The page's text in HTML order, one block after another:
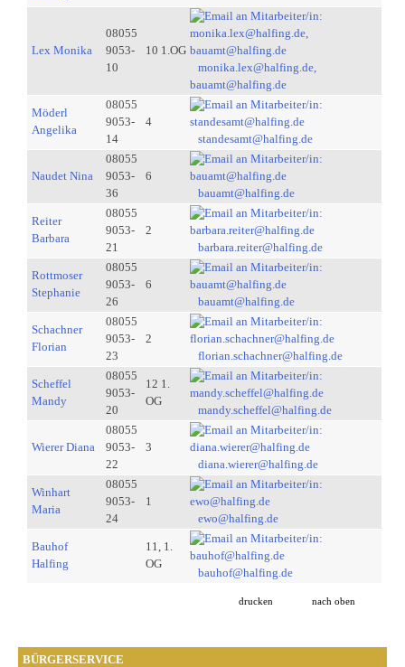
BÜRGERSERVICE
Lex Monika
08055
9053-
10
10 1.OG
monika.lex@halfing.de,
bauamt@halfing.de
Möderl
Angelika
08055
9053-
14
4
standesamt@halfing.de
Naudet Nina
08055
9053-
36
6
bauamt@halfing.de
Reiter
Barbara
08055
9053-
21
2
barbara.reiter@halfing.de
Rottmoser
Stephanie
08055
9053-
26
6
bauamt@halfing.de
Schachner
Florian
08055
9053-
23
2
florian.schachner@halfing.de
Scheffel
Mandy
08055
9053-
20
12 1.
OG
mandy.scheffel@halfing.de
Wierer Diana
08055
9053-
22
3
diana.wierer@halfing.de
Winhart
Maria
08055
9053-
24
1
ewo@halfing.de
Bauhof
Halfing
11, 1.
OG
bauhof@halfing.de
drucken nach oben